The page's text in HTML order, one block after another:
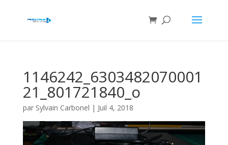
1146242_6303482070001
21_801721840_o
par Sylvain Carbonel | Juil 4, 2018